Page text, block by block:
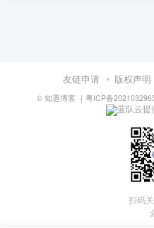
友链申请 版权声明
© 知遇博客 ｜ 粤ICP备
蓝队云提
扫码